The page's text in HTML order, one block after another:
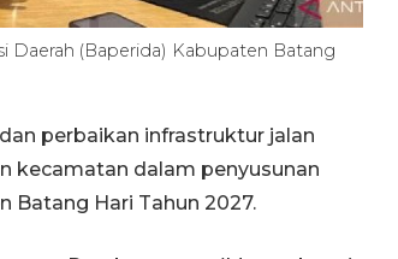
Daerah (Baperida) Kabupaten Batang
perbaikan infrastruktur jalan
kecamatan dalam penyusunan
Batang Hari Tahun 2027.